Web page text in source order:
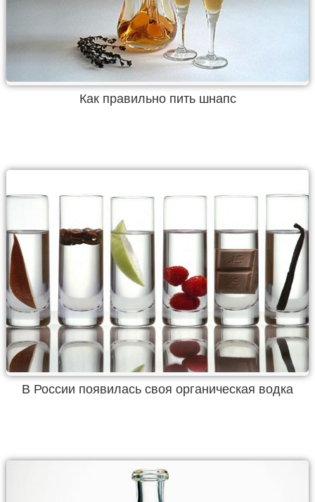
Как правильно пить шнапс
В России появилась своя органическая водка